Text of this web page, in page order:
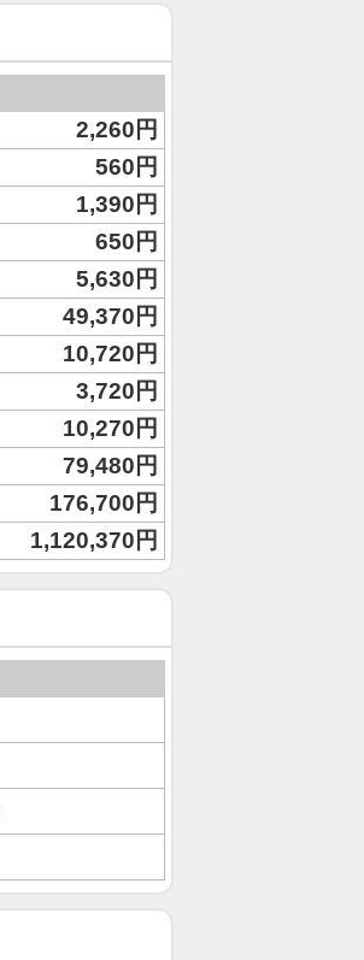
2,260円
560円
1,390円
650円
5,630円
49,370円
10,720円
3,720円
10,270円
79,480円
176,700円
1,120,370円